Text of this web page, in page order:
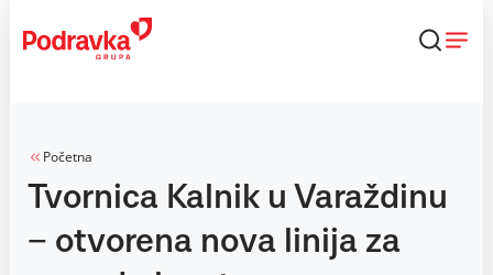
content
Početna
Tvornica Kalnik u Varaždinu
– otvorena nova linija za